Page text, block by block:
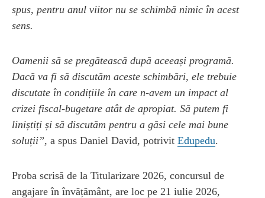
spus, pentru anul viitor nu se schimbă nimic în acest
sens.
Oamenii să se pregătească după aceeași programă.
Dacă va fi să discutăm aceste schimbări, ele trebuie
discutate în condițiile în care n-avem un impact al
crizei fiscal-bugetare atât de apropiat. Să putem fi
liniștiți și să discutăm pentru a găsi cele mai bune
soluții”, a spus Daniel David, potrivit Edupedu.
Proba scrisă de la Titularizare 2026, concursul de
angajare în învățământ, are loc pe 21 iulie 2026,